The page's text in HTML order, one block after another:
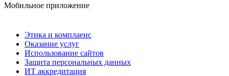
Мобильное приложение
Этика и комплаенс
Оказание услуг
Использование сайтов
Защита персональных данных
ИТ аккредитация